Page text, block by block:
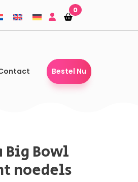
Winkelmandje
Winkelmandje
0
Bestel Nu
Big Bowl
noedels